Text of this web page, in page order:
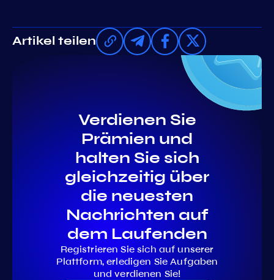
Artikel teilen
Verdienen Sie
Prämien und
halten Sie sich
gleichzeitig über
die neuesten
Nachrichten auf
dem Laufenden
Registrieren Sie sich auf unserer
Plattform, erledigen Sie Aufgaben
und verdienen Sie!